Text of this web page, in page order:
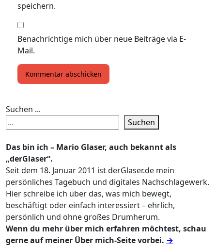
speichern.
Benachrichtige mich über neue Beiträge via E-
Mail.
Suchen ...
Suchen
Das bin ich – Mario Glaser, auch bekannt als
„derGlaser“.
Seit dem 18. Januar 2011 ist derGlaser.de mein
persönliches Tagebuch und digitales Nachschlagewerk.
Hier schreibe ich über das, was mich bewegt,
beschäftigt oder einfach interessiert – ehrlich,
persönlich und ohne großes Drumherum.
Wenn du mehr über mich erfahren möchtest, schau
gerne auf meiner Über mich-Seite vorbei. →